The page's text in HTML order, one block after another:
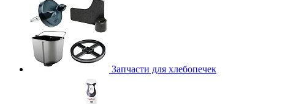
Запчасти для хлебопечек